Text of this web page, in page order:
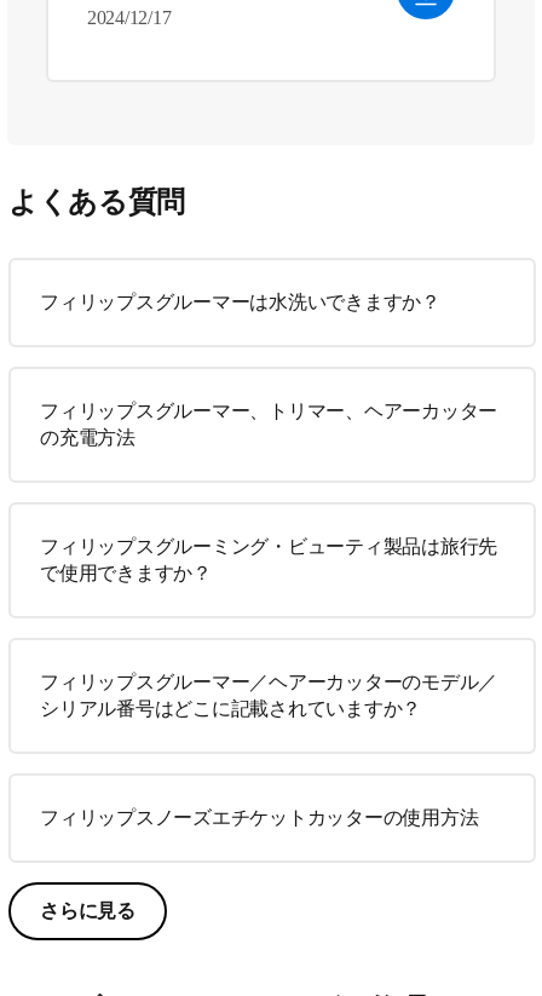
2024/12/17
よくある質問
フィリップスグルーマーは水洗いできますか？
フィリップスグルーマー、トリマー、ヘアーカッター
の充電方法
フィリップスグルーミング・ビューティ製品は旅行先
で使用できますか？
フィリップスグルーマー／ヘアーカッターのモデル／
シリアル番号はどこに記載されていますか？
フィリップスノーズエチケットカッターの使用方法
さらに見る